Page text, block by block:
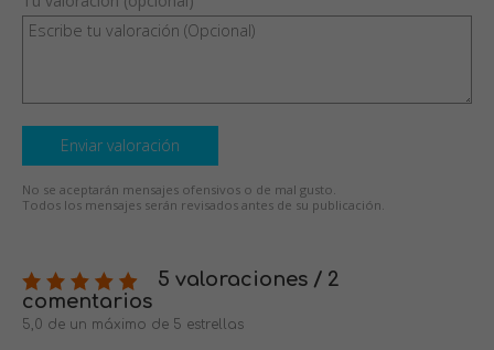
Enviar valoración
No se aceptarán mensajes ofensivos o de mal gusto.
Todos los mensajes serán revisados antes de su publicación.
5 valoraciones / 2
comentarios
5,0 de un máximo de 5 estrellas